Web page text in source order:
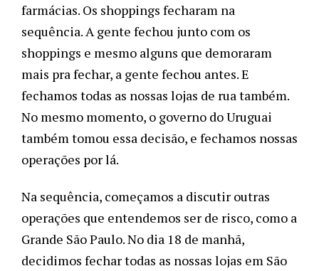
farmácias. Os shoppings fecharam na
sequência. A gente fechou junto com os
shoppings e mesmo alguns que demoraram
mais pra fechar, a gente fechou antes. E
fechamos todas as nossas lojas de rua também.
No mesmo momento, o governo do Uruguai
também tomou essa decisão, e fechamos nossas
operações por lá.
Na sequência, começamos a discutir outras
operações que entendemos ser de risco, como a
Grande São Paulo. No dia 18 de manhã,
decidimos fechar todas as nossas lojas em São